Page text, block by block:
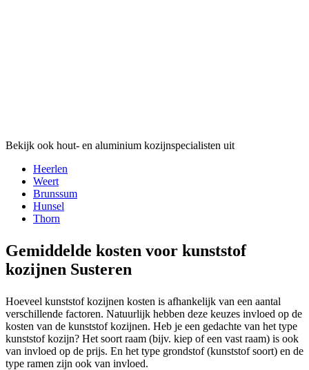
Bekijk ook hout- en aluminium kozijnspecialisten uit
Heerlen
Weert
Brunssum
Hunsel
Thorn
Gemiddelde kosten voor kunststof
kozijnen Susteren
Hoeveel kunststof kozijnen kosten is afhankelijk van een aantal
verschillende factoren. Natuurlijk hebben deze keuzes invloed op de
kosten van de kunststof kozijnen. Heb je een gedachte van het type
kunststof kozijn? Het soort raam (bijv. kiep of een vast raam) is ook
van invloed op de prijs. En het type grondstof (kunststof soort) en de
type ramen zijn ook van invloed.